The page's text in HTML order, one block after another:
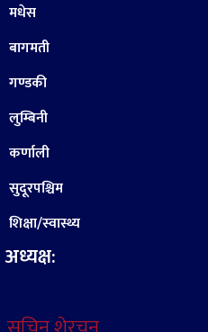
मधेस
बागमती
गण्डकी
लुम्बिनी
कर्णाली
सुदूरपश्चिम
शिक्षा/स्वास्थ्य
अध्यक्ष: